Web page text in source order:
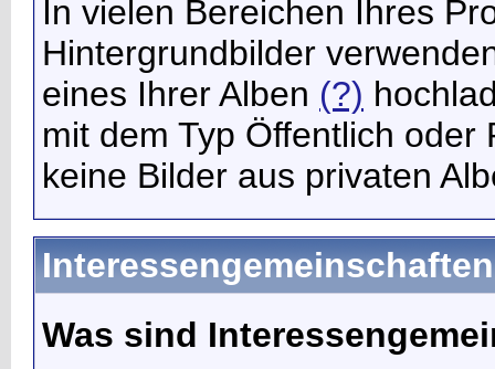
In vielen Bereichen Ihres
Hintergrundbilder
eines Ihrer Alben (?)
mit dem Typ Öffentlich
keine Bilder aus privaten
Interessengemeinschaften
Was sind